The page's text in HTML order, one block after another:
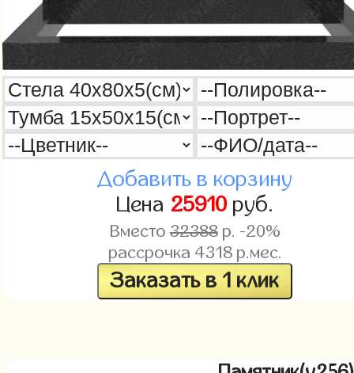
Добавить в корзину
Цена 25910руб.
Вместо32388р. -20%
рассрочка 4318р.мес.
Заказать в 1 клик